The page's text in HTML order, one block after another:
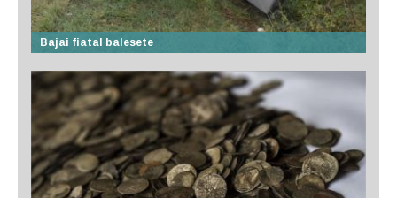
Bajai fiatal balesete